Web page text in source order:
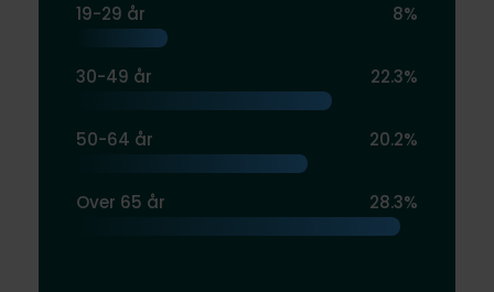
19-29 år 8%
30-49 år 22.3%
50-64 år 20.2%
Over 65 år 28.3%